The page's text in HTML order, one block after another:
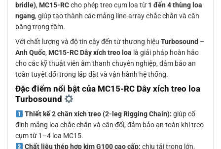
bridle), MC15-RCcho phép treo cụm loa từ 1 đến 4 thùng loa
ngang, giúp tạo thành các mảng line-array chắc chắn và cân
bằng trọng tâm.
Với chất lượng và độ tin cậy đến từ thương hiệu Turbosound –
Anh Quốc, MC15-RC Dây xích treo loa là giải pháp hoàn hảo
cho các kỹ thuật viên âm thanh chuyên nghiệp, đảm bảo an
toàn tuyệt đối trong lắp đặt và vận hành hệ thống.
Đặc điểm nổi bật của MC15-RC Dây xích treo loa
Turbosound
Thiết kế 2 chân xích treo (2-leg Rigging Chain): giúp cố
định mảng loa chắc chắn và cân đối, đảm bảo an toàn khi treo
cụm từ 1–4 loa MC15.
Chất liệu thép hợp kim G100 cao cấp: chịu tải trọng lớn,